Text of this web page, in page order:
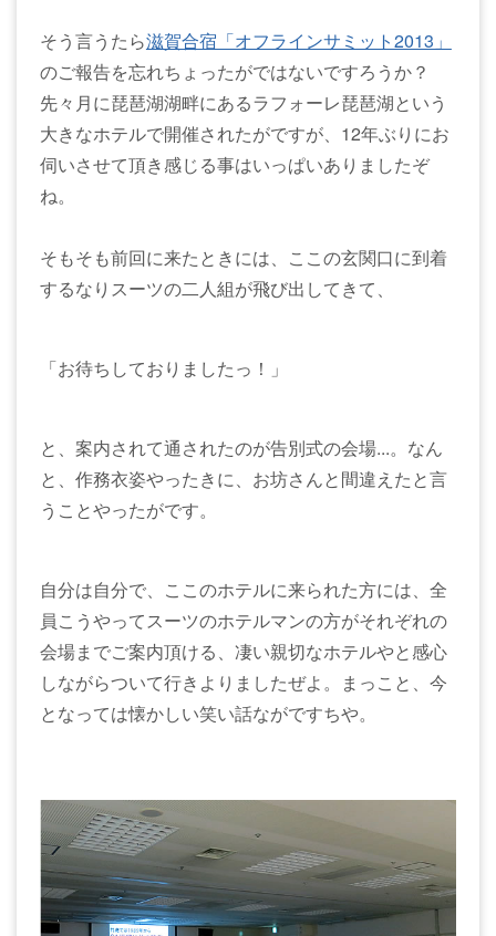
そう言うたら滋賀合宿「オフラインサミット2013」
のご報告を忘れちょったがではないですろうか？
先々月に琵琶湖湖畔にあるラフォーレ琵琶湖という
大きなホテルで開催されたがですが、12年ぶりにお
伺いさせて頂き感じる事はいっぱいありましたぞ
ね。
そもそも前回に来たときには、ここの玄関口に到着
するなりスーツの二人組が飛び出してきて、
「お待ちしておりましたっ！」
と、案内されて通されたのが告別式の会場...。なん
と、作務衣姿やったきに、お坊さんと間違えたと言
うことやったがです。
自分は自分で、ここのホテルに来られた方には、全
員こうやってスーツのホテルマンの方がそれぞれの
会場までご案内頂ける、凄い親切なホテルやと感心
しながらついて行きよりましたぜよ。まっこと、今
となっては懐かしい笑い話ながですちや。